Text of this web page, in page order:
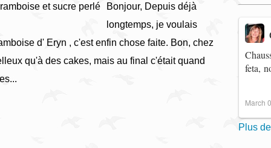
Bonjour, Depuis déjà
longtemps, je voulais
d' Eryn , c'est enfin chose faite. Bon, chez
qu'à des cakes, mais au final c'était quand
feta,
March
Plus